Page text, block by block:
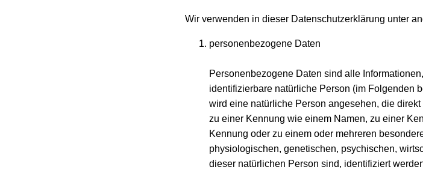
Wir verwenden in dieser Datenschutzerklärung unter
personenbezogene Daten
Personenbezogene Daten sind alle
identifizierbare natürliche Person (im Folgenden
wird eine natürliche Person angesehen, die
zu einer Kennung wie einem Namen, zu einer
Kennung oder zu einem oder mehreren
physiologischen, genetischen, psychischen,
dieser natürlichen Person sind, identifiziert